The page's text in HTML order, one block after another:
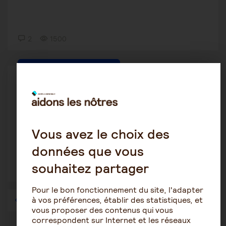
Jack84
7 août 2020 23:29
de sa famil...
2213
1 … 42 43 44 45 46 47 48 … 57
Vous avez le choix des
données que vous
souhaitez partager
Pour le bon fonctionnement du site, l'adapter
à vos préférences, établir des statistiques, et
vous proposer des contenus qui vous
correspondent sur Internet et les réseaux